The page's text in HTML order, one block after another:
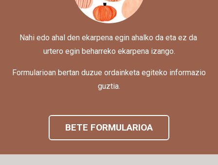
Nahi edo ahal den ekarpena egin ahalko da eta ez da
urtero egin beharreko ekarpena izango.
Formularioan bertan duzue ordainketa egiteko informazio
guztia.
BETE FORMULARIOA